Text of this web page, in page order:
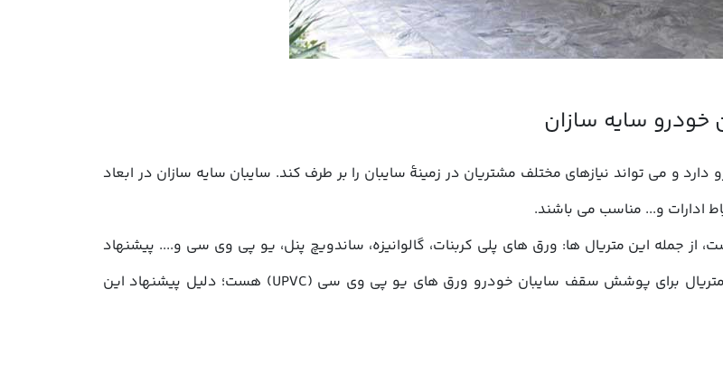
دارد و می تواند نیازهای مختلف مشتریان در زمینۀ سایبان را بر طرف کند. سایبان سایه سازان در ابعاد
ادارات و... مناسب می باشند.
جمله این متریال ها: ورق های پلی کربنات، گالوانیزه، ساندویچ پنل، یو پی وی سی و.... پیشنهاد
شرکت سایه سازان کورش به مشتریان برای انتخاب بهترین نوع متریال برای پوشش سقف سایبان خودرو ورق های یو پی وی سی (UPVC) هست؛ دلیل پیشنهاد این